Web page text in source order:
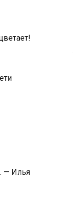
— Илья